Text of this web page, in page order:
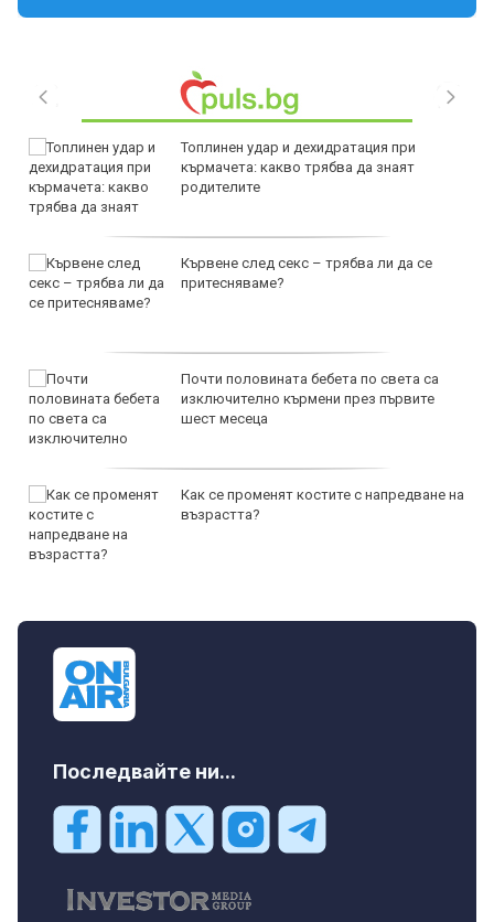
Топлинен удар и дехидратация при
кърмачета: какво трябва да знаят
родителите
Кървене след секс – трябва ли да се
притесняваме?
Почти половината бебета по света са
изключително кърмени през първите
шест месеца
Как се променят костите с напредване на
възрастта?
Последвайте ни...